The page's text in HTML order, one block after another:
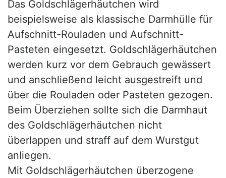
Das Goldschlägerhäutchen wird
beispielsweise als klassische Darmhülle für
Aufschnitt-Rouladen und Aufschnitt-
Pasteten eingesetzt. Goldschlägerhäutchen
werden kurz vor dem Gebrauch gewässert
und anschließend leicht ausgestreift und
über die Rouladen oder Pasteten gezogen.
Beim Überziehen sollte sich die Darmhaut
des Goldschlägerhäutchen nicht
überlappen und straff auf dem Wurstgut
anliegen.
Mit Goldschlägerhäutchen überzogene